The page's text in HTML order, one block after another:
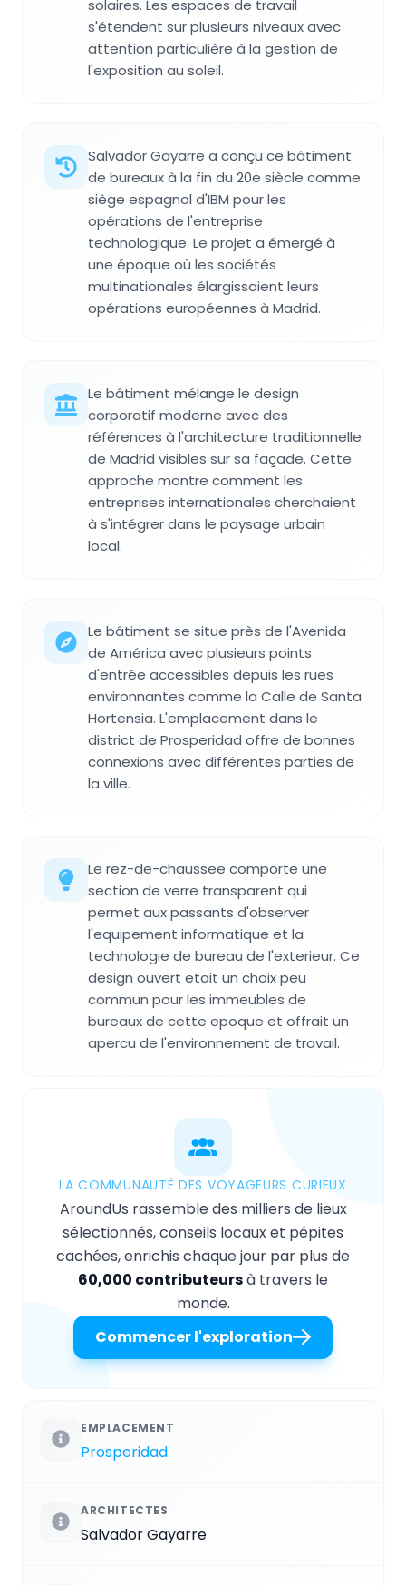
solaires. Les espaces de travail
s'étendent sur plusieurs niveaux avec
attention particulière à la gestion de
l'exposition au soleil.
Salvador Gayarre a conçu ce bâtiment
de bureaux à la fin du 20e siècle comme
siège espagnol d'IBM pour les
opérations de l'entreprise
technologique. Le projet a émergé à
une époque où les sociétés
multinationales élargissaient leurs
opérations européennes à Madrid.
Le bâtiment mélange le design
corporatif moderne avec des
références à l'architecture traditionnelle
de Madrid visibles sur sa façade. Cette
approche montre comment les
entreprises internationales cherchaient
à s'intégrer dans le paysage urbain
local.
Le bâtiment se situe près de l'Avenida
de América avec plusieurs points
d'entrée accessibles depuis les rues
environnantes comme la Calle de Santa
Hortensia. L'emplacement dans le
district de Prosperidad offre de bonnes
connexions avec différentes parties de
la ville.
Le rez-de-chaussee comporte une
section de verre transparent qui
permet aux passants d'observer
l'equipement informatique et la
technologie de bureau de l'exterieur. Ce
design ouvert etait un choix peu
commun pour les immeubles de
bureaux de cette epoque et offrait un
apercu de l'environnement de travail.
LA COMMUNAUTÉ DES VOYAGEURS CURIEUX
AroundUs rassemble des milliers de lieux
sélectionnés, conseils locaux et pépites
cachées, enrichis chaque jour par plus de
60,000 contributeursà travers le
monde.
Commencer l'exploration
EMPLACEMENT
Prosperidad
ARCHITECTES
Salvador Gayarre